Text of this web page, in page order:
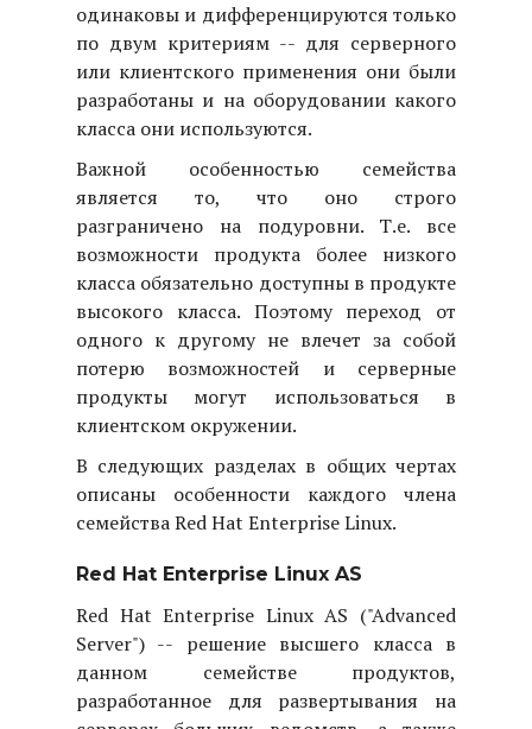
одинаковы и дифференцируются только
по двум критериям -- для серверного
или клиентского применения они были
разработаны и на оборудовании какого
класса они используются.
Важной особенностью семейства
является то, что оно строго
разграничено на подуровни. Т.е. все
возможности продукта более низкого
класса обязательно доступны в продукте
высокого класса. Поэтому переход от
одного к другому не влечет за собой
потерю возможностей и серверные
продукты могут использоваться в
клиентском окружении.
В следующих разделах в общих чертах
описаны особенности каждого члена
семейства Red Hat Enterprise Linux.
Red Hat Enterprise Linux AS
Red Hat Enterprise Linux AS ("Advanced
Server") -- решение высшего класса в
данном семействе продуктов,
разработанное для развертывания на